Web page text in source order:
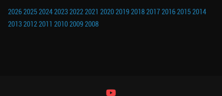
202620252024202320222021 2020201920182017201620152014
201320122011 201020092008